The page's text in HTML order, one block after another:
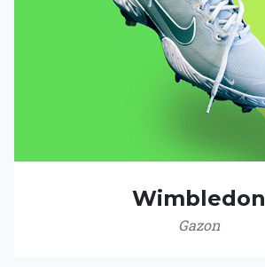
Wimbledon
Gazon